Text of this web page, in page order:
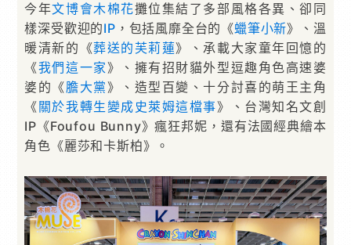
今年文博會木棉花攤位集結了多部風格各異、卻同
樣深受歡迎的IP ，包括風靡全台的《蠟筆小新》、溫
暖清新的《葬送的芙莉蓮》、承載大家童年回憶的
《我們這一家》、擁有招財貓外型逗趣角色高速婆
婆的《膽大黨》、造型百變、十分討喜的萌王主角
《 關於我轉生變成史萊姆這檔事》、台灣知名文創
IP《Foufou Bunny》瘋狂邦妮，還有法國經典繪本
角色《麗莎和卡斯柏》。